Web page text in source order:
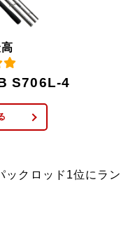
S706L-4
クロッド1位にラン